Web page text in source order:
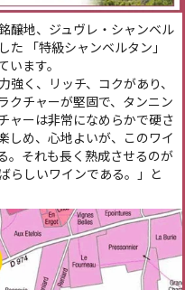
醸地、ジュヴレ・シャンベル
「特級シャンベルタン」
ます。
く、リッチ、コクがあり、
クチャーが堅固で、タンニン
ャーは非常になめらかで硬さ
しめ、心地よいが、このワイ
。それも長く熟成させるのが
らしいワインである。」と